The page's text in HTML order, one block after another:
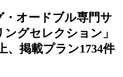
オードブル専門サ
グセレクション」
、掲載プラン1734件